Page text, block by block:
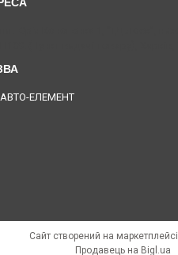
АВТО-ЕЛЕМЕНТ
Сайт створений на маркетплейсі
Продавець на Bigl.ua